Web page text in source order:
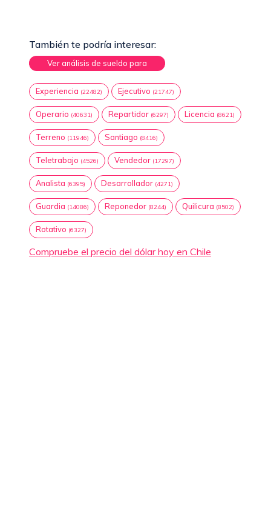
También te podría interesar:
Ver análisis de sueldo para
Experiencia (22482) Ejecutivo (21747)
Operario (40631) Repartidor (6297) Licencia (8621)
Terreno (11946) Santiago (8416)
Teletrabajo (4526) Vendedor (17297)
Analista (6395) Desarrollador (4271)
Guardia (14086) Reponedor (8244) Quilicura (8502)
Rotativo (6327)
Compruebe el precio del dólar hoy en Chile